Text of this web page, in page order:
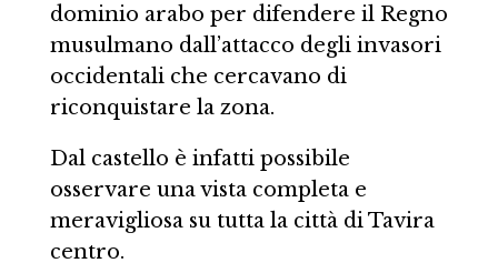
dominio arabo per difendere il Regno
musulmano dall’attacco degli invasori
occidentali che cercavano di
riconquistare la zona.
Dal castello è infatti possibile
osservare una vista completa e
meravigliosa su tutta la città di Tavira
centro.